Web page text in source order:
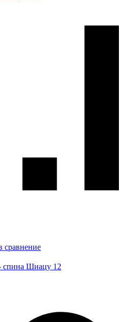
сравнение
спина Шиацу 12